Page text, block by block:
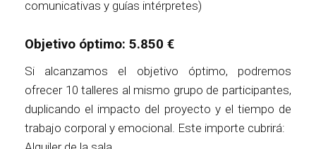
comunicativas y guías intérpretes)
Objetivo óptimo: 5.850 €
Si alcanzamos el objetivo óptimo, podremos
ofrecer 10 talleres al mismo grupo de participantes,
duplicando el impacto del proyecto y el tiempo de
trabajo corporal y emocional. Este importe cubrirá: